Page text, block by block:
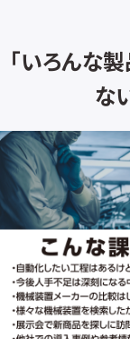
「いろんな
な